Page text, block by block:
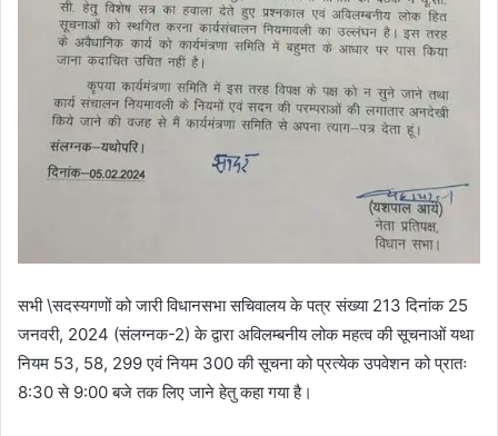
सभी \सदस्यगणों को जारी विधानसभा सचिवालय के पत्र संख्या 213 दिनांक 25
जनवरी, 2024 (संलग्नक-2) के द्वारा अविलम्बनीय लोक महत्व की सूचनाओं यथा
नियम 53, 58, 299 एवं नियम 300 की सूचना को प्रत्येक उपवेशन को प्रातः
8:30 से 9:00 बजे तक लिए जाने हेतु कहा गया है।